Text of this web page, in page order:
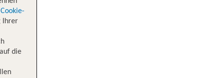
Cookie-
Ihrer
die